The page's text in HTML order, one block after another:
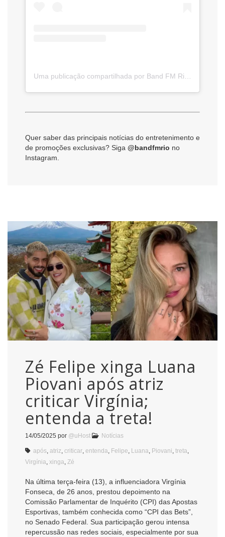
Quer saber das principais notícias do entretenimento e
de promoções exclusivas? Siga @bandfmrio no
Instagram.
Zé Felipe xinga Luana
Piovani após atriz
criticar Virgínia;
entenda a treta!
14/05/2025 por @uHost Notícias
após atriz criticar entenda Felipe Luana Piovani treta
Virgínia xinga Zé
Na última terça-feira (13), a influenciadora Virgínia
Fonseca, de 26 anos, prestou depoimento na
Comissão Parlamentar de Inquérito (CPI) das Apostas
Esportivas, também conhecida como “CPI das Bets”,
no Senado Federal. Sua participação gerou intensa
repercussão nas redes sociais, especialmente por sua